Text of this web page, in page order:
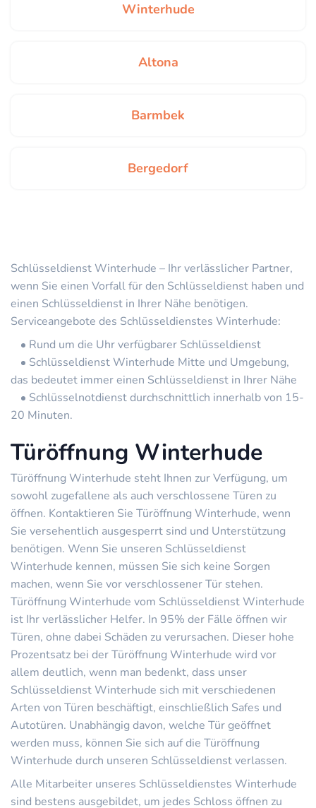
Winterhude
Altona
Barmbek
Bergedorf
Schlüsseldienst Winterhude – Ihr verlässlicher Partner,
wenn Sie einen Vorfall für den Schlüsseldienst haben und
einen Schlüsseldienst in Ihrer Nähe benötigen.
Serviceangebote des Schlüsseldienstes Winterhude:
Rund um die Uhr verfügbarer Schlüsseldienst
Schlüsseldienst Winterhude Mitte und Umgebung,
das bedeutet immer einen Schlüsseldienst in Ihrer Nähe
Schlüsselnotdienst durchschnittlich innerhalb von 15-
20 Minuten.
Türöffnung Winterhude
Türöffnung Winterhude steht Ihnen zur Verfügung, um
sowohl zugefallene als auch verschlossene Türen zu
öffnen. Kontaktieren Sie Türöffnung Winterhude, wenn
Sie versehentlich ausgesperrt sind und Unterstützung
benötigen. Wenn Sie unseren Schlüsseldienst
Winterhude kennen, müssen Sie sich keine Sorgen
machen, wenn Sie vor verschlossener Tür stehen.
Türöffnung Winterhude vom Schlüsseldienst Winterhude
ist Ihr verlässlicher Helfer. In 95% der Fälle öffnen wir
Türen, ohne dabei Schäden zu verursachen. Dieser hohe
Prozentsatz bei der Türöffnung Winterhude wird vor
allem deutlich, wenn man bedenkt, dass unser
Schlüsseldienst Winterhude sich mit verschiedenen
Arten von Türen beschäftigt, einschließlich Safes und
Autotüren. Unabhängig davon, welche Tür geöffnet
werden muss, können Sie sich auf die Türöffnung
Winterhude durch unseren Schlüsseldienst verlassen.
Alle Mitarbeiter unseres Schlüsseldienstes Winterhude
sind bestens ausgebildet, um jedes Schloss öffnen zu